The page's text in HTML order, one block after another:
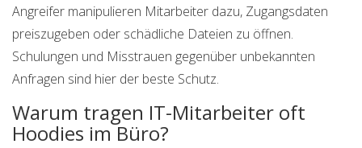
Angreifer manipulieren Mitarbeiter dazu, Zugangsdaten
preiszugeben oder schädliche Dateien zu öffnen.
Schulungen und Misstrauen gegenüber unbekannten
Anfragen sind hier der beste Schutz.
Warum tragen IT-Mitarbeiter oft
Hoodies im Büro?